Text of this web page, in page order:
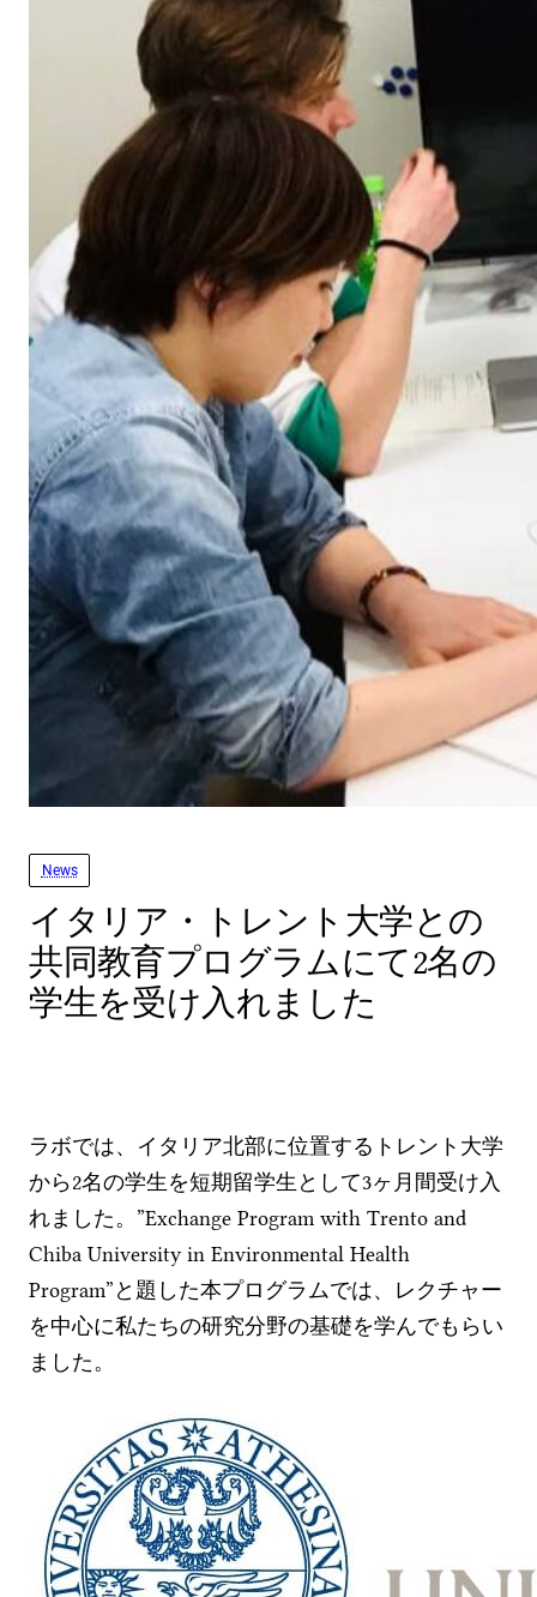
News
イタリア・トレント大学との
共同教育プログラムにて2名の
学生を受け入れました
ラボでは、イタリア北部に位置するトレント大学
から2名の学生を短期留学生として3ヶ月間受け入
れました。”Exchange Program with Trento and
Chiba University in Environmental Health
Program”と題した本プログラムでは、レクチャー
を中心に私たちの研究分野の基礎を学んでもらい
ました。